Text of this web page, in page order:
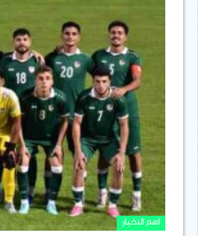
اهم الاخبار